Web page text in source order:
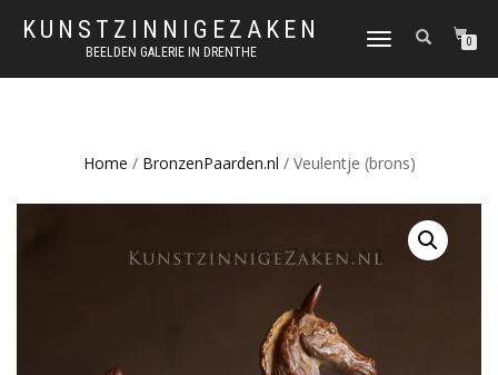
KUNSTZINNIGEZAKEN
BEELDEN GALERIE IN DRENTHE
SCHAKEL
MENU
0
Home / BronzenPaarden.nl / Veulentje (brons)